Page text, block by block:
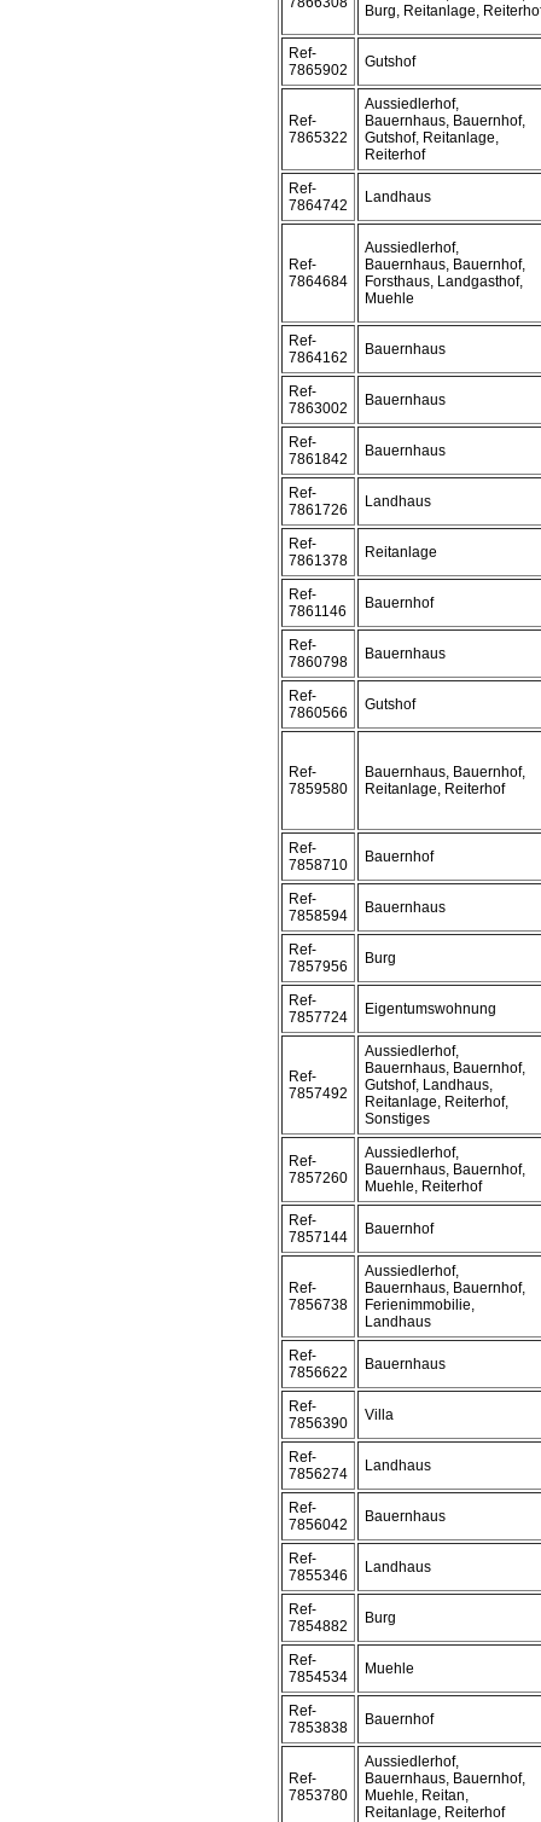
Burg, Reitanlage,
Ref-
7865902
Gutshof
Ref-
7865322
Aussiedlerhof,
Bauernhaus, Bauernhof,
Gutshof, Reitanlage,
Reiterhof
Ref-
7864742
Landhaus
Ref-
7864684
Aussiedlerhof,
Bauernhaus, Bauernhof,
Forsthaus, Landgasthof,
Muehle
Ref-
7864162
Bauernhaus
Ref-
7863002
Bauernhaus
Ref-
7861842
Bauernhaus
Ref-
7861726
Landhaus
Ref-
7861378
Reitanlage
Ref-
7861146
Bauernhof
Ref-
7860798
Bauernhaus
Ref-
7860566
Gutshof
Ref-
7859580
Bauernhaus, Bauernhof,
Reitanlage, Reiterhof
Ref-
7858710
Bauernhof
Ref-
7858594
Bauernhaus
Ref-
7857956
Burg
Ref-
7857724
Eigentumswohnung
Ref-
7857492
Aussiedlerhof,
Bauernhaus, Bauernhof,
Gutshof, Landhaus,
Reitanlage, Reiterhof,
Sonstiges
Ref-
7857260
Aussiedlerhof,
Bauernhaus, Bauernhof,
Muehle, Reiterhof
Ref-
7857144
Bauernhof
Ref-
7856738
Aussiedlerhof,
Bauernhaus, Bauernhof,
Ferienimmobilie,
Landhaus
Ref-
7856622
Bauernhaus
Ref-
7856390
Villa
Ref-
7856274
Landhaus
Ref-
7856042
Bauernhaus
Ref-
7855346
Landhaus
Ref-
7854882
Burg
Ref-
7854534
Muehle
Ref-
7853838
Bauernhof
Ref-
7853780
Aussiedlerhof,
Bauernhaus, Bauernhof,
Muehle, Reitan,
Reitanlage, Reiterhof